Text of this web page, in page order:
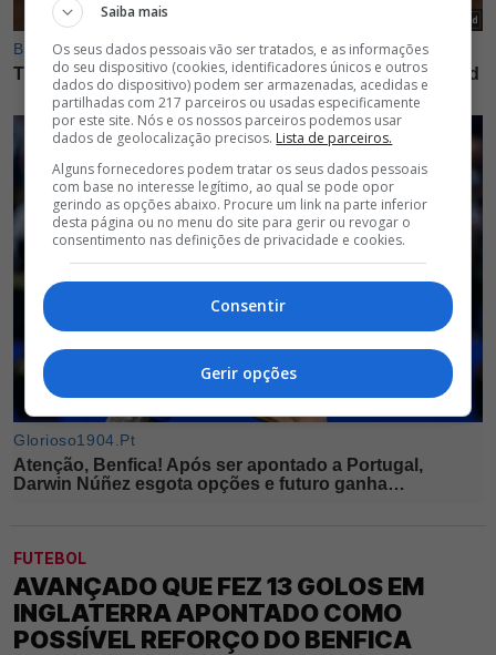
FUTEBOL
AVANÇADO QUE FEZ 13 GOLOS EM
INGLATERRA APONTADO COMO
POSSÍVEL REFORÇO DO BENFICA
Saiba mais
Os seus dados pessoais vão ser tratados, e as informações
do seu dispositivo (cookies, identificadores únicos e outros
dados do dispositivo) podem ser armazenadas, acedidas e
partilhadas com 217 parceiros ou usadas especificamente
por este site. Nós e os nossos parceiros podemos usar
dados de geolocalização precisos. Lista de parceiros.
Alguns fornecedores podem tratar os seus dados pessoais
com base no interesse legítimo, ao qual se pode opor
gerindo as opções abaixo. Procure um link na parte inferior
desta página ou no menu do site para gerir ou revogar o
consentimento nas definições de privacidade e cookies.
Consentir
Gerir opções